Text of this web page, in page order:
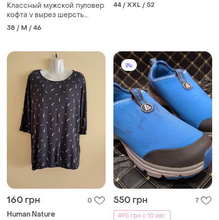
Классный мужской пуловер
кофта v вырез шерсть
хлопок
38 / M / 46
44 / XXL / 52
160 грн 0
Human Nature
550 грн
7
495 грн с 10 авг.